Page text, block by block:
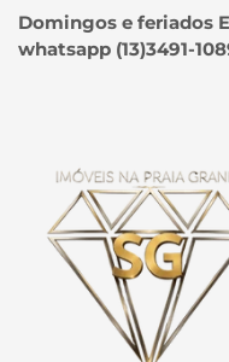
Domingos e feriados
whatsapp (13)3491-